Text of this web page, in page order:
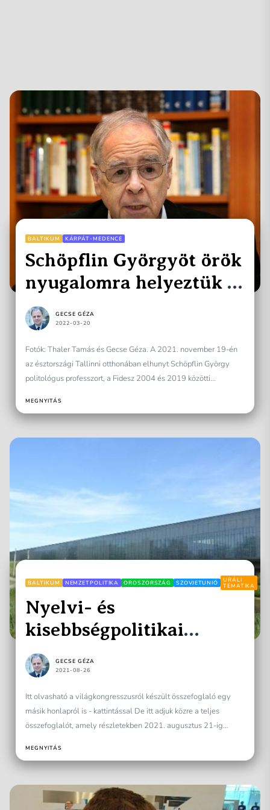
BALTIKUM KÁRPÁT-MEDENCE
Schöpflin Györgyöt örök
nyugalomra helyeztük a
Kerepesi temetőben
GECSE GÉZA
2022-03-20
Fotók: Thaler Tamás és Gecse Géza. A 2021. november 19-én
az észtországi Tallinni otthonában elhunyt Schöpflin György
politológus professzort, a Fidesz 2004 és 2019 közötti...
MEGNYITÁS
BALTIKUM NEMZETPOLITIKA OROSZORSZÁG SZOVJETUNIÓ
URÁLI
TEMATIKA
Nyelvi- és
kisebbségpolitikai
tanulságok Tartuból
GECSE GÉZA
2021-08-26
Itt olvasható a világkongresszusról készült összefoglaló egy
másik honlapról is - kattintással De itt adjuk közre a teljes
összefoglalót, amely részletekben 2021. augusztus 21-ig
MEGNYITÁS